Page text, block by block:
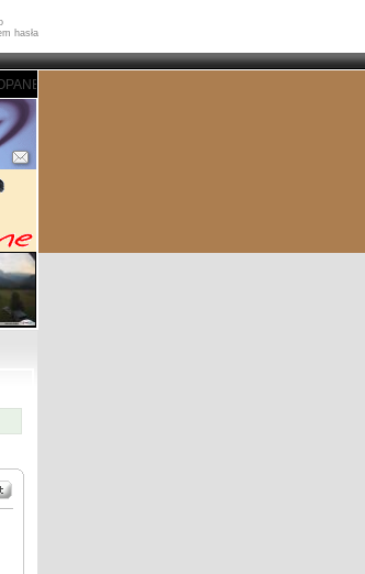
hasła
ZAKOPIASKI - ZAKOPANE - PORTAL ZAKOPIASKI -